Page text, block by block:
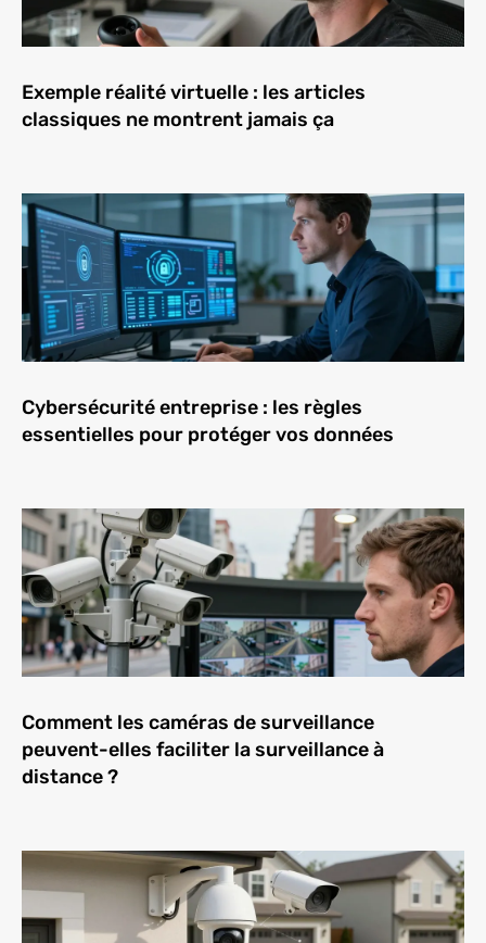
Exemple réalité virtuelle : les articles
classiques ne montrent jamais ça
Cybersécurité entreprise : les règles
essentielles pour protéger vos données
Comment les caméras de surveillance
peuvent-elles faciliter la surveillance à
distance ?